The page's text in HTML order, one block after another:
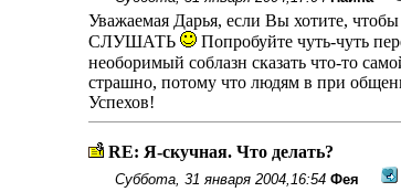
Уважаемая Дарья, если Вы хотите,
СЛУШАТЬ
Попробуйте чуть-чуть
необоримый соблазн сказать что-то
страшно, потому что людям в при
Успехов!
RE: Я-скучная. Что делать?
Суббота, 31 января 2004,16:54 Фея